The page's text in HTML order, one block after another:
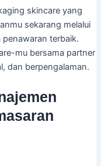
skincare yang
sekarang melalui
terbaik.
mu bersama partner
dan berpengalaman.